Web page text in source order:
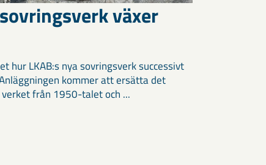
växer
hur LKAB:s nya sovringsverk successivt
kommer att ersätta det
från 1950-talet och ...